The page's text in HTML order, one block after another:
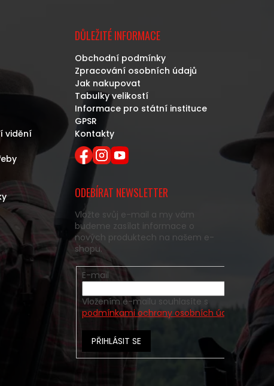
vidění
DŮLEŽITÉ INFORMACE
Obchodní podmínky
Zpracování osobních údajů
Jak nakupovat
Tabulky velikostí
Informace pro státní instituce
GPSR
Kontakty
ODEBÍRAT NEWSLETTER
Vložte svůj e-mail a my vám
budeme zasílat informace o
nových produktech na našem e-
shopu.
E-mail
Vložením e-mailu souhlasíte s
podmínkami ochrany osobních údajů
PŘIHLÁSIT SE